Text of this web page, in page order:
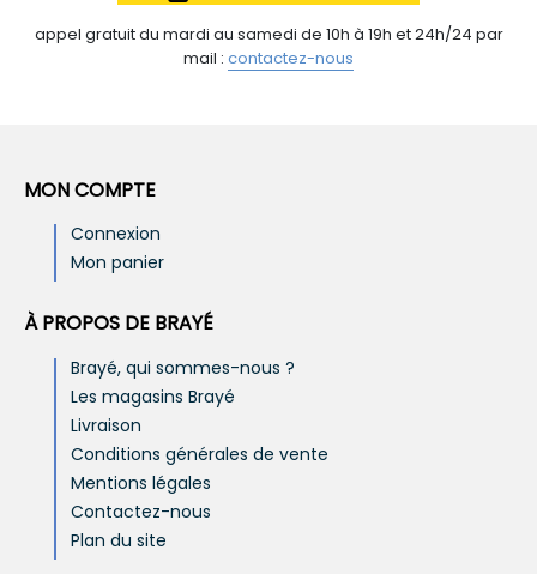
appel gratuit du mardi au samedi de 10h à 19h et 24h/24 par
mail : contactez-nous
MON COMPTE
Connexion
Mon panier
À PROPOS DE BRAYÉ
Brayé, qui sommes-nous ?
Les magasins Brayé
Livraison
Conditions générales de vente
Mentions légales
Contactez-nous
Plan du site